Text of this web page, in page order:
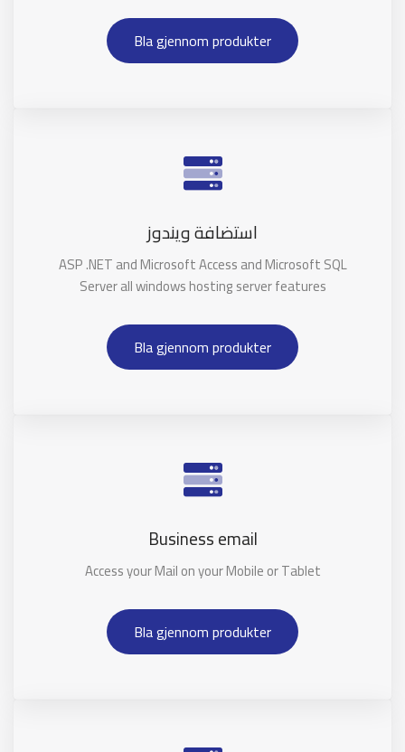
Bla gjennom produkter
استضافة ويندوز
ASP .NET and Microsoft Access and Microsoft SQL
Server all windows hosting server features
Bla gjennom produkter
Business email
Access your Mail on your Mobile or Tablet
Bla gjennom produkter